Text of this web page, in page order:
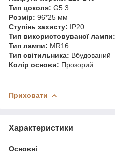
Тип цоколя: G5.3
Розмір: 96*25 мм
Ступінь захисту: IP20
Тип використовуваної лампи:
Тип лампи: MR16
Тип світильника: Вбудований
Колір основи: Прозорий
Приховати
Характеристики
Основні